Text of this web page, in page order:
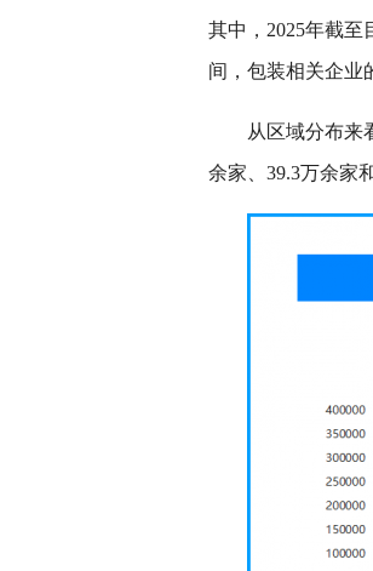
其中，2025年截至
间，包装相关企业
从区域分布来
余家、39.3万余家